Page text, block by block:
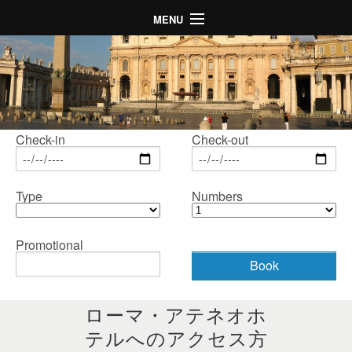
MENU
ホーム
ホテル
客室
場所
ギャラリー
スペシャルオファー
Language
Check-in Check-out
Type Numbers
Promotional
ローマ・アテネオホ
テルへのアクセス方